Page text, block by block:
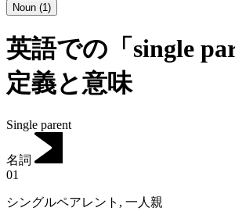
Noun (1)
英語での「single
定義と意味
Single parent
名詞
01
シングルペアレント , 一人親